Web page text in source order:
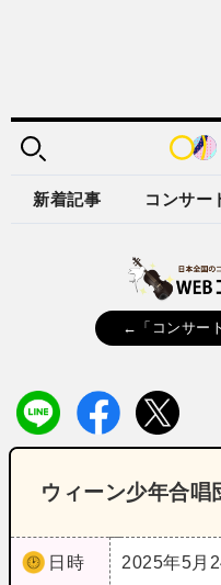
新着記事 コンサー
←「コンサー
ウィーン少年合唱
日時
2025年5月